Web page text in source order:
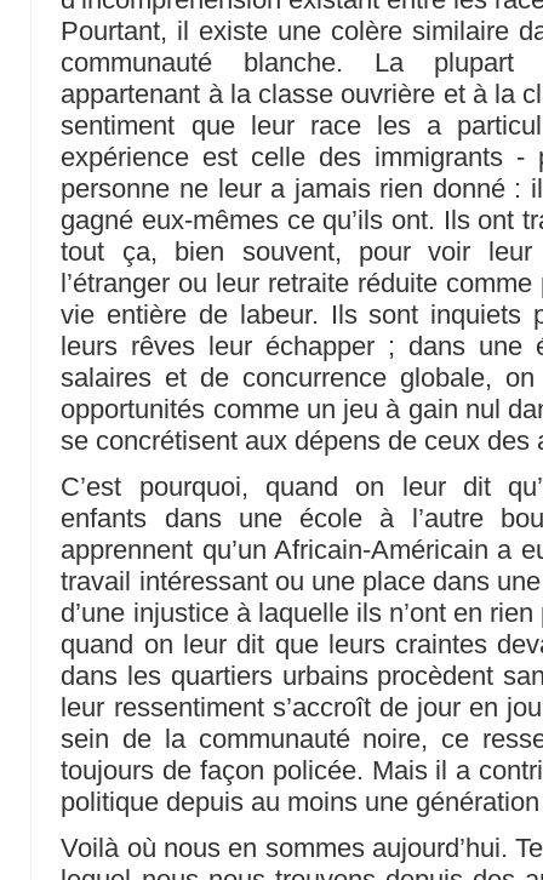
Pourtant, il existe une colère similaire
communauté blanche. La plupart
appartenant à la classe ouvrière et à la
sentiment que leur race les a
expérience est celle des immigrants
personne ne leur a jamais rien donné :
gagné eux-mêmes ce qu’ils ont. Ils ont
tout ça, bien souvent, pour voir
l’étranger ou leur retraite réduite
vie entière de labeur. Ils sont inquiets
leurs rêves leur échapper ; dans une
salaires et de concurrence globale,
opportunités comme un jeu à gain nul
se concrétisent aux dépens de ceux des
C’est pourquoi, quand on leur dit
enfants dans une école à l’autre
apprennent qu’un Africain-Américain a
travail intéressant ou une place dans
d’une injustice à laquelle ils n’ont en
quand on leur dit que leurs craintes
dans les quartiers urbains procèdent
leur ressentiment s’accroît de jour en
sein de la communauté noire, ce
toujours de façon policée. Mais il a
politique depuis au moins une
Voilà où nous en sommes aujourd’hui.